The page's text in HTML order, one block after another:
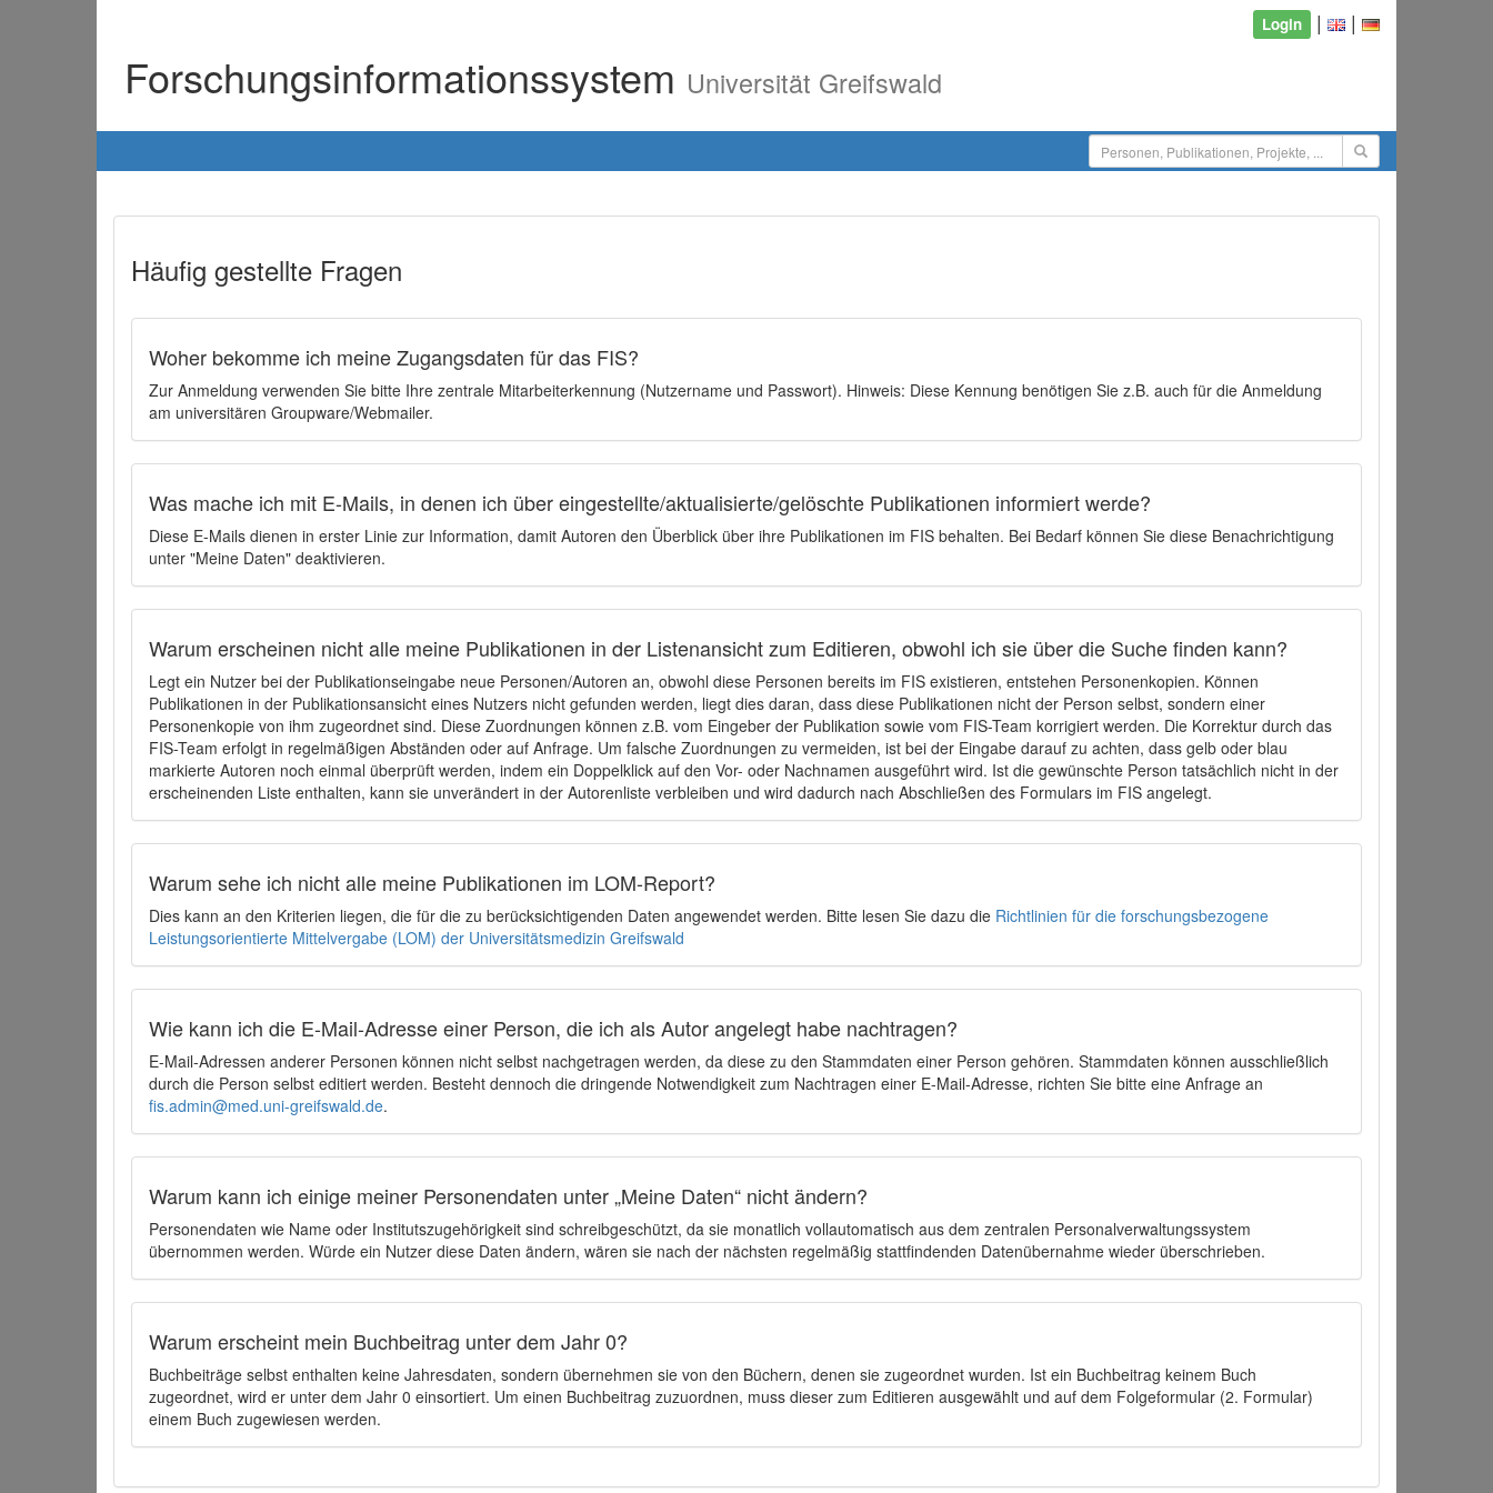
Login | |
Forschungsinformationssystem Universität Greifswald
Häufig gestellte Fragen
Woher bekomme ich meine Zugangsdaten für das FIS?
Zur Anmeldung verwenden Sie bitte Ihre zentrale Mitarbeiterkennung (Nutzername und Passwort). Hinweis: Diese Kennung benötigen Sie z.B. auch für die Anmeldung
am universitären Groupware/Webmailer.
Was mache ich mit E-Mails, in denen ich über eingestellte/aktualisierte/gelöschte Publikationen informiert werde?
Diese E-Mails dienen in erster Linie zur Information, damit Autoren den Überblick über ihre Publikationen im FIS behalten. Bei Bedarf können Sie diese Benachrichtigung
unter "Meine Daten" deaktivieren.
Warum erscheinen nicht alle meine Publikationen in der Listenansicht zum Editieren, obwohl ich sie über die Suche finden kann?
Legt ein Nutzer bei der Publikationseingabe neue Personen/Autoren an, obwohl diese Personen bereits im FIS existieren, entstehen Personenkopien. Können
Publikationen in der Publikationsansicht eines Nutzers nicht gefunden werden, liegt dies daran, dass diese Publikationen nicht der Person selbst, sondern einer
Personenkopie von ihm zugeordnet sind. Diese Zuordnungen können z.B. vom Eingeber der Publikation sowie vom FIS-Team korrigiert werden. Die Korrektur durch das
FIS-Team erfolgt in regelmäßigen Abständen oder auf Anfrage. Um falsche Zuordnungen zu vermeiden, ist bei der Eingabe darauf zu achten, dass gelb oder blau
markierte Autoren noch einmal überprüft werden, indem ein Doppelklick auf den Vor- oder Nachnamen ausgeführt wird. Ist die gewünschte Person tatsächlich nicht in der
erscheinenden Liste enthalten, kann sie unverändert in der Autorenliste verbleiben und wird dadurch nach Abschließen des Formulars im FIS angelegt.
Warum sehe ich nicht alle meine Publikationen im LOM-Report?
Dies kann an den Kriterien liegen, die für die zu berücksichtigenden Daten angewendet werden. Bitte lesen Sie dazu die Richtlinien für die forschungsbezogene
Leistungsorientierte Mittelvergabe (LOM) der Universitätsmedizin Greifswald
Wie kann ich die E-Mail-Adresse einer Person, die ich als Autor angelegt habe nachtragen?
E-Mail-Adressen anderer Personen können nicht selbst nachgetragen werden, da diese zu den Stammdaten einer Person gehören. Stammdaten können ausschließlich
durch die Person selbst editiert werden. Besteht dennoch die dringende Notwendigkeit zum Nachtragen einer E-Mail-Adresse, richten Sie bitte eine Anfrage an
fis.admin@med.uni-greifswald.de.
Warum kann ich einige meiner Personendaten unter „Meine Daten“ nicht ändern?
Personendaten wie Name oder Institutszugehörigkeit sind schreibgeschützt, da sie monatlich vollautomatisch aus dem zentralen Personalverwaltungssystem
übernommen werden. Würde ein Nutzer diese Daten ändern, wären sie nach der nächsten regelmäßig stattfindenden Datenübernahme wieder überschrieben.
Warum erscheint mein Buchbeitrag unter dem Jahr 0?
Buchbeiträge selbst enthalten keine Jahresdaten, sondern übernehmen sie von den Büchern, denen sie zugeordnet wurden. Ist ein Buchbeitrag keinem Buch
zugeordnet, wird er unter dem Jahr 0 einsortiert. Um einen Buchbeitrag zuzuordnen, muss dieser zum Editieren ausgewählt und auf dem Folgeformular (2. Formular)
einem Buch zugewiesen werden.